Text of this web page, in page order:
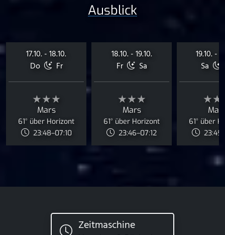
Ausblick
17.10. - 18.10.
Do
Fr
★★★
Mars
61° über Horizont
23:48–07:10
18.10. - 19.10.
Fr
Sa
★★★
Mars
61° über Horizont
23:46–07:12
19.10. -
Sa
61° über
Zeitmaschine